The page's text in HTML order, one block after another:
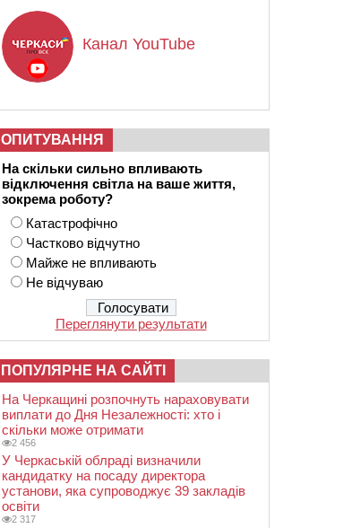
Канал YouTube
ОПИТУВАННЯ
На скільки сильно впливають
відключення світла на ваше життя,
зокрема роботу?
Катастрофічно
Частково відчутно
Майже не впливають
Не відчуваю
Переглянути результати
ПОПУЛЯРНЕ НА САЙТІ
На Черкащині розпочнуть нараховувати
виплати до Дня Незалежності: хто і
скільки може отримати
2 456
У Черкаській облраді визначили
кандидатку на посаду директора
установи, яка супроводжує 39 закладів
освіти
2 317